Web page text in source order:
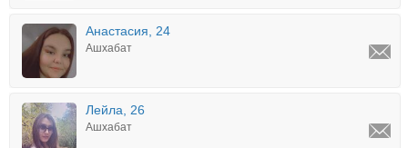
Анастасия, 24
Ашхабат
Лейла, 26
Ашхабат